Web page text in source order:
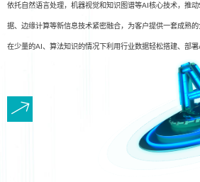
依托自然语言处理，机器视觉和知识图谱等AI核心技术，推
据、边缘计算等新信息技术紧密融合，为客户提供一套成熟
在少量的AI、算法知识的情况下利用行业数据轻松搭建、部署